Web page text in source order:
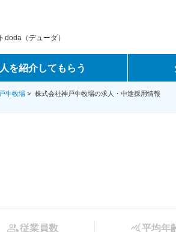
doda（デューダ）
を紹介してもらう
牛牧場 > 株式会社神戸牛牧場の求人・中途採用情報
従業員数 平均年